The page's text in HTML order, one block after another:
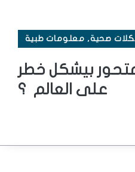
صحية,معلومات طبية
بيشكل خطر
على العالم ؟